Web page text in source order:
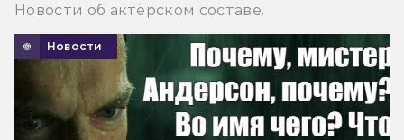
Новости об актёрском составе.
Новости